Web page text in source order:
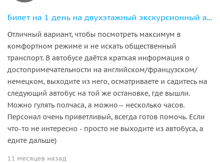
Билет на 1 день на двухэтажный экскурсионный автобус Hop-on Hop-off
Отличный вариант, чтобы посмотреть максимум в
комфортном режиме и не искать общественный
транспорт. В автобусе даётся краткая информация о
достопримечательности на английском/французском/
немецком, выходите из него, осматриваете и садитесь на
следующий автобус на той же остановке, где вышли.
Можно гулять полчаса, а можно— несколько часов.
Персонал очень приветливый, всегда готов помочь. Если
что-то не интересно - просто не выходите из автобуса, а
едите дальше)
11 месяцев назад